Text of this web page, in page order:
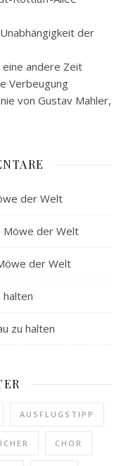
der
eine andere Zeit
Verbeugung
von Gustav Mahler,
der Welt
Möwe der Welt
der Welt
halten
zu halten
AUSFLUGSTIPP
CHOR